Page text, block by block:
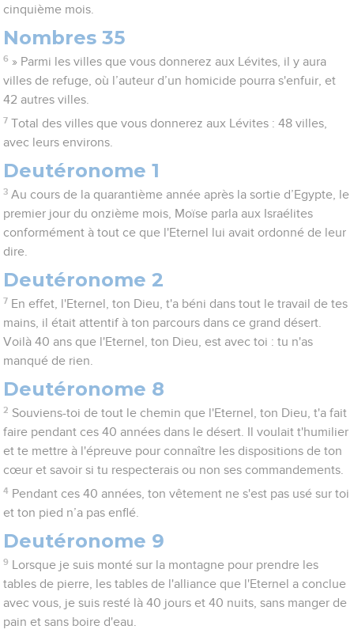
cinquième mois.
Nombres 35
6 » Parmi les villes que vous donnerez aux Lévites, il y aura
villes de refuge, où l’auteur d’un homicide pourra s'enfuir, et
42 autres villes.
7 Total des villes que vous donnerez aux Lévites : 48 villes,
avec leurs environs.
Deutéronome 1
3 Au cours de la quarantième année après la sortie d’Egypte, le
premier jour du onzième mois, Moïse parla aux Israélites
conformément à tout ce que l'Eternel lui avait ordonné de leur
dire.
Deutéronome 2
7 En effet, l'Eternel, ton Dieu, t'a béni dans tout le travail de tes
mains, il était attentif à ton parcours dans ce grand désert.
Voilà 40 ans que l'Eternel, ton Dieu, est avec toi : tu n'as
manqué de rien.
Deutéronome 8
2 Souviens-toi de tout le chemin que l'Eternel, ton Dieu, t'a fait
faire pendant ces 40 années dans le désert. Il voulait t'humilier
et te mettre à l'épreuve pour connaître les dispositions de ton
cœur et savoir si tu respecterais ou non ses commandements.
4 Pendant ces 40 années, ton vêtement ne s'est pas usé sur toi
et ton pied n’a pas enflé.
Deutéronome 9
9
Lorsque je suis monté sur la montagne pour prendre les
tables de pierre, les tables de l'alliance que l'Eternel a conclue
avec vous, je suis resté là 40 jours et 40 nuits, sans manger de
pain et sans boire d'eau.